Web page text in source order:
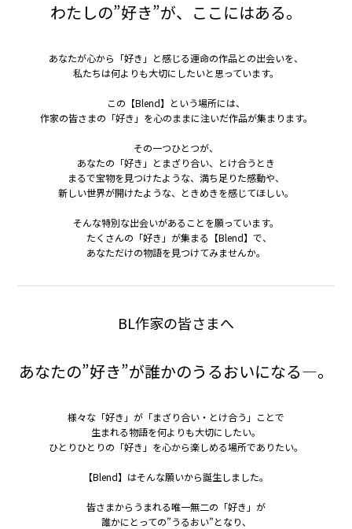
わたしの”好き”が、ここにはある。
あなたが心から「好き」と感じる運命の作品との出会いを、
私たちは何よりも大切にしたいと思っています。
この【Blend】という場所には、
作家の皆さまの「好き」を心のままに注いだ作品が集まります。
その一つひとつが、
あなたの「好き」とまざり合い、とけ合うとき
まるで宝物を見つけたような、満ち足りた感動や、
新しい世界が開けたような、ときめきを感じてほしい。
そんな特別な出会いがあることを願っています。
たくさんの「好き」が集まる【Blend】で、
あなただけの物語を見つけてみませんか。
BL作家の皆さまへ
あなたの”好き”が誰かのうるおいになる—。
様々な「好き」が「まざり合い・とけ合う」ことで
生まれる物語を何よりも大切にしたい。
ひとりひとりの「好き」を心から楽しめる場所でありたい。
【Blend】はそんな願いから誕生しました。
皆さまからうまれる唯一無二の「好き」が
誰かにとっての”うるおい”となり、